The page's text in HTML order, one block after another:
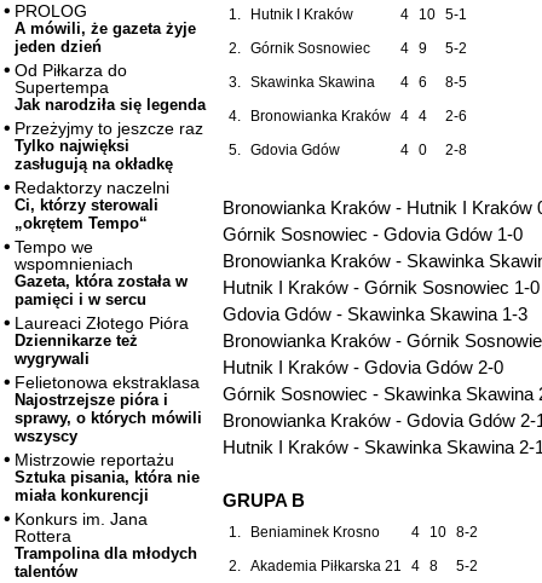
PROLOG
A mówili, że gazeta żyje
jeden dzień
Od Piłkarza do
Supertempa
Jak narodziła się legenda
Przeżyjmy to jeszcze raz
Tylko najwięksi
zasługują na okładkę
Redaktorzy naczelni
Ci, którzy sterowali
„okrętem Tempo“
Tempo we
wspomnieniach
Gazeta, która została w
pamięci i w sercu
Laureaci Złotego Pióra
Dziennikarze też
wygrywali
Felietonowa ekstraklasa
Najostrzejsze pióra i
sprawy, o których mówili
wszyscy
Mistrzowie reportażu
Sztuka pisania, która nie
miała konkurencji
Konkurs im. Jana
Rottera
Trampolina dla młodych
talentów
1. Hutnik I Kraków 4 10 5-1
2.
Górnik Sosnowiec 4 9
5-2
3.
Skawinka Skawina 4 6
8-5
4.
Bronowianka Kraków 4 4
2-6
5.
Gdovia Gdów 4 0 2-8
Bronowianka Kraków - Hutnik I Kraków
Górnik Sosnowiec - Gdovia Gdów 1-0
Bronowianka Kraków - Skawinka
Hutnik I Kraków - Górnik Sosnowiec 1-0
Gdovia Gdów - Skawinka Skawina 1-3
Bronowianka Kraków - Górnik
Hutnik I Kraków - Gdovia Gdów 2-0
Górnik Sosnowiec - Skawinka Skawina
Bronowianka Kraków - Gdovia Gdów 2-
Hutnik I Kraków - Skawinka Skawina 2-
GRUPA B
1. Beniaminek Krosno 4 10 8-2
2.
Akademia Piłkarska 21 4 8
5-2